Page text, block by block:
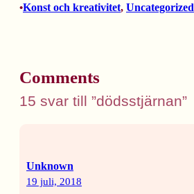
•Konst och kreativitet, Uncategorized
Comments
15 svar till ”dödsstjärnan”
Unknown
19 juli, 2018